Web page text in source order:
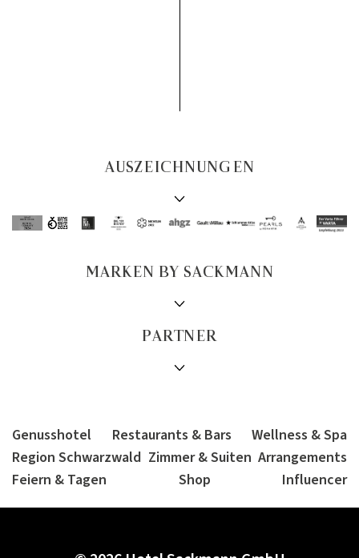
AUSZEICHNUNGEN
MARKEN BY SACKMANN
PARTNER
Genusshotel Restaurants & Bars
Wellness & Spa
Region Schwarzwald Zimmer & Suiten Arrangements
Feiern & Tagen
Shop Influencer